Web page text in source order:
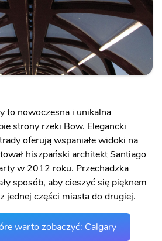
to nowoczesna i unikalna
strony rzeki Bow. Elegancki
oferują wspaniałe widoki na
hiszpański architekt Santiago
w 2012 roku. Przechadzka
sposób, aby cieszyć się pięknem
jednej części miasta do drugiej.
warto zobaczyć: Calgary